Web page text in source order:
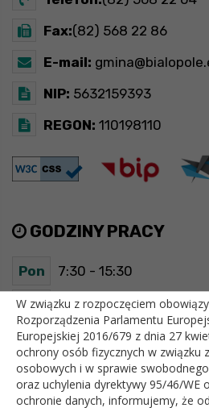
Fax:(82) 568 22 86
E-mail:
NIP: 5632159393
REGON: 110198110
GODZINY PRACY
Pon 7:30 - 15:30
Wt 7:30 - 15:30
Śr 7:30 - 15:30
Czw 7:30 - 15:30
Pt 7:30 - 15:30
W związku z rozpoczęciem
Rozporządzenia Parlamentu
Europejskiej 2016/679 z dnia 27
ochrony osób fizycznych w związku
osobowych i w sprawie
oraz uchylenia dyrektywy 95/46/WE
ochronie danych, informujemy, że